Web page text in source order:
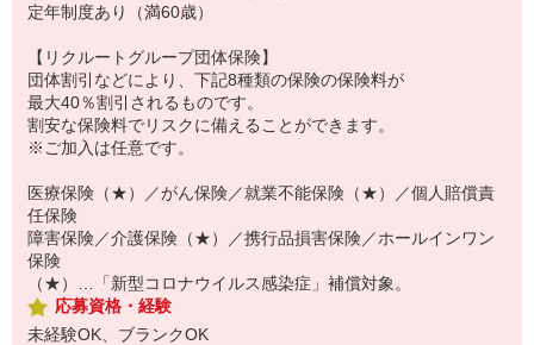
定年制度あり（満60歳）
【リクルートグループ団体保険】
団体割引などにより、下記8種類の保険の保険料が
最大40％割引されるものです。
割安な保険料でリスクに備えることができます。
※ご加入は任意です。
医療保険（★）／がん保険／就業不能保険（★）／個人賠償責
任保険
障害保険／介護保険（★）／携行品損害保険／ホールインワン
保険
（★）…「新型コロナウイルス感染症」補償対象。
応募資格・経験
未経験OK、ブランクOK